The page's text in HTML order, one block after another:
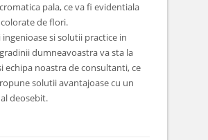
pala, ce va fi evidentiala
de flori.
si solutii practice in
dumneavoastra va sta la
echipa noastra de consultanti, ce
solutii avantajoase cu un
deosebit.